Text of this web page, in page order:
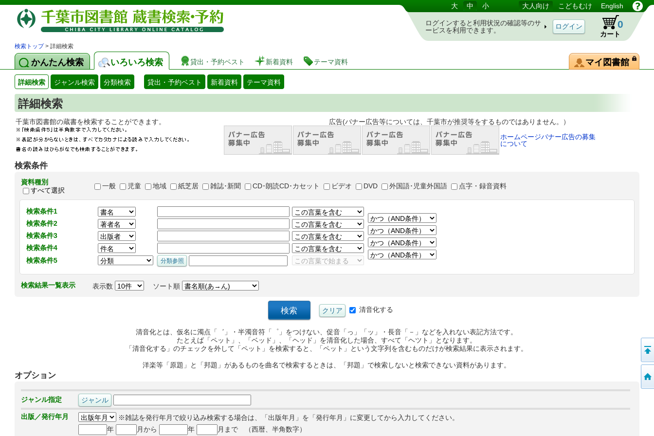
図書館 蔵書検索・予約システム 大 中 小 大人向け こどもむけ English
ログインすると利用状況の確認等のサ
ービスを利用できます。
カート
0
検索トップ> 詳細検索
かんたん検索 いろいろ検索 貸出・予約ベスト 新着資料 テーマ資料 マイ図書館
詳細検索 ジャンル検索 分類検索 貸出・予約ベスト 新着資料 テーマ資料
詳細検索
千葉市図書館の蔵書を検索することができます。 広告(バナー広告等については、千葉市が推奨等をするものではありません。）
ホームページバナー広告の募集
について
検索条件
資料種別
すべて選択
一般 児童 地域 紙芝居 雑誌･新聞 CD･朗読CD･カセット ビデオ DVD 外国語･児童外国語 点字・録音資料
検索条件1
検索条件2
検索条件3
検索条件4
検索条件5
検索結果一覧表示 表示数 ソート順
清音化する
清音化とは、仮名に濁点「゛」・半濁音符「゜」をつけない、促音「っ」「ッ」・長音「－」などを入れない表記方法です。
たとえば「ペット」、「ベッド」、「ヘッド」を清音化した場合、すべて「ヘツト」となります。
「清音化する」のチェックを外して「ペット」を検索すると、「ペット」という文字列を含むものだけが検索結果に表示されます。
洋楽等「原題」と「邦題」があるものを曲名で検索するときは、「邦題」で検索しないと検索できない資料があります。
オプション
ジャンル指定
出版／発行年月
※雑誌を発行年月で絞り込み検索する場合は、「出版年月」を「発行年月」に変更してから入力してください。
年
月から 年 月まで （西暦、半角数字）